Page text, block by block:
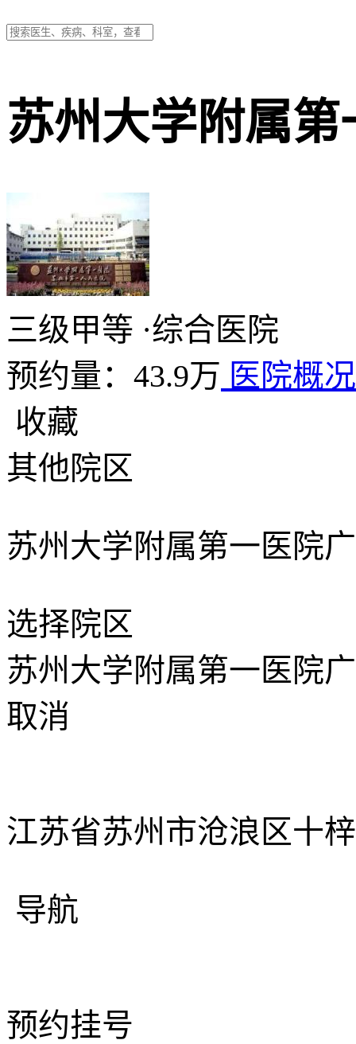
苏州大学附属
三级甲等 ·综合医院
预约量：43.9万 医院概
收藏
其他院区
苏州大学附属第一医院
选择院区
苏州大学附属第一医院
取消
江苏省苏州市沧浪区十
导航
预约挂号